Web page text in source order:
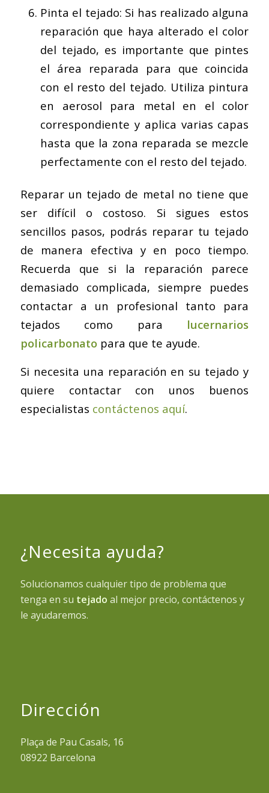
Pinta el tejado: Si has realizado alguna
reparación que haya alterado el color
del tejado, es importante que pintes
el área reparada para que coincida
con el resto del tejado. Utiliza pintura
en aerosol para metal en el color
correspondiente y aplica varias capas
hasta que la zona reparada se mezcle
perfectamente con el resto del tejado.
Reparar un tejado de metal no tiene que
ser difícil o costoso. Si sigues estos
sencillos pasos, podrás reparar tu tejado
de manera efectiva y en poco tiempo.
Recuerda que si la reparación parece
demasiado complicada, siempre puedes
contactar a un profesional tanto para
tejados como para lucernarios
policarbonatopara que te ayude.
Si necesita una reparación en su tejado y
quiere contactar con unos buenos
especialistas contáctenos aquí.
¿Necesita ayuda?
Solucionamos cualquier tipo de problema que
tenga en su tejado al mejor precio, contáctenos y
le ayudaremos.
Dirección
Plaça de Pau Casals, 16
08922 Barcelona